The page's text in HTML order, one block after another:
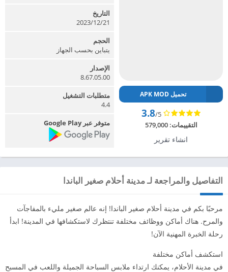
تحميل APK MOD
3.8/5
التقييمات:579,000
انشاء تقرير
التاريخ
2023/12/21
الحجم
يتباين بحسب الجهاز
الإصدار
8.67.05.00
متطلبات التشغيل
4.4
متوفر عبر Google Play
التفاصيل والمراجعة لـ مدينة أحلام صغير الباندا
مرحبًا بكم في مدينة أحلام صغير الباندا! إنه عالم صغير مليء بالمفاجآت
والمرح. هناك أماكن ووظائف مختلفة تنتظرك لاستكشافها في المدينة! ابدأ
رحلة الخبرة المهنية الآن!
استكشف أماكن مختلفة
في مدينة الأحلام، يمكنك ارتداء ملابس السباحة الجميلة واللعب في المسبح